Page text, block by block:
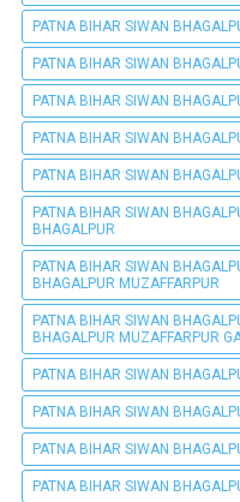
PATNA BIHAR SIWAN
PATNA BIHAR SIWAN
PATNA BIHAR SIWAN
PATNA BIHAR SIWAN
PATNA BIHAR SIWAN
PATNA BIHAR SIWAN
BHAGALPUR
PATNA BIHAR SIWAN
BHAGALPUR MUZAFFARPUR
PATNA BIHAR SIWAN
BHAGALPUR MUZAFFARPUR
PATNA BIHAR SIWAN
PATNA BIHAR SIWAN
PATNA BIHAR SIWAN
PATNA BIHAR SIWAN